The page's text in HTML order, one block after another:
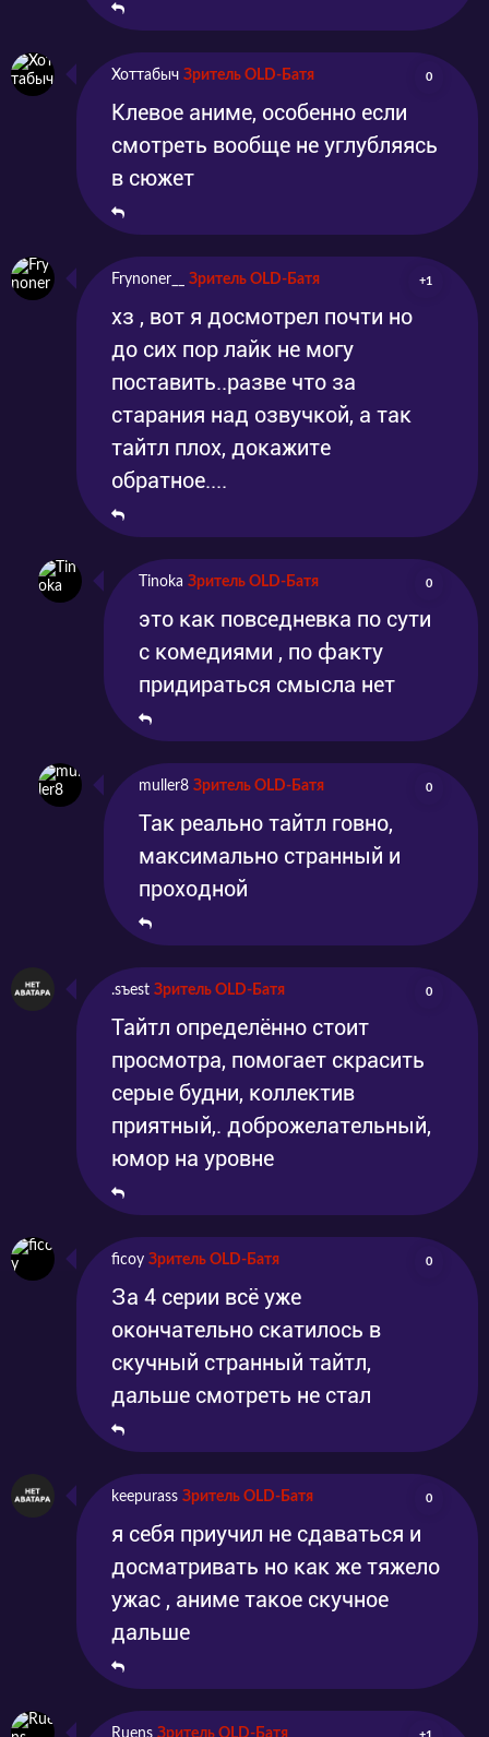
Хоттабыч Зритель OLD-Батя 0
Клевое аниме, особенно если
смотреть вообще не углубляясь
в сюжет
Frynoner__ Зритель OLD-Батя +1
хз , вот я досмотрел почти но
до сих пор лайк не могу
поставить..разве что за
старания над озвучкой, а так
тайтл плох, докажите
обратное....
Tinoka Зритель OLD-Батя 0
это как повседневка по сути
с комедиями , по факту
придираться смысла нет
muller8 Зритель OLD-Батя 0
Так реально тайтл говно,
максимально странный и
проходной
.sъest Зритель OLD-Батя 0
Тайтл определённо стоит
просмотра, помогает скрасить
серые будни, коллектив
приятный,. доброжелательный,
юмор на уровне
ficoy Зритель OLD-Батя 0
За 4 серии всё уже
окончательно скатилось в
скучный странный тайтл,
дальше смотреть не стал
keepurass Зритель OLD-Батя 0
я себя приучил не сдаваться и
досматривать но как же тяжело
ужас , аниме такое скучное
дальше